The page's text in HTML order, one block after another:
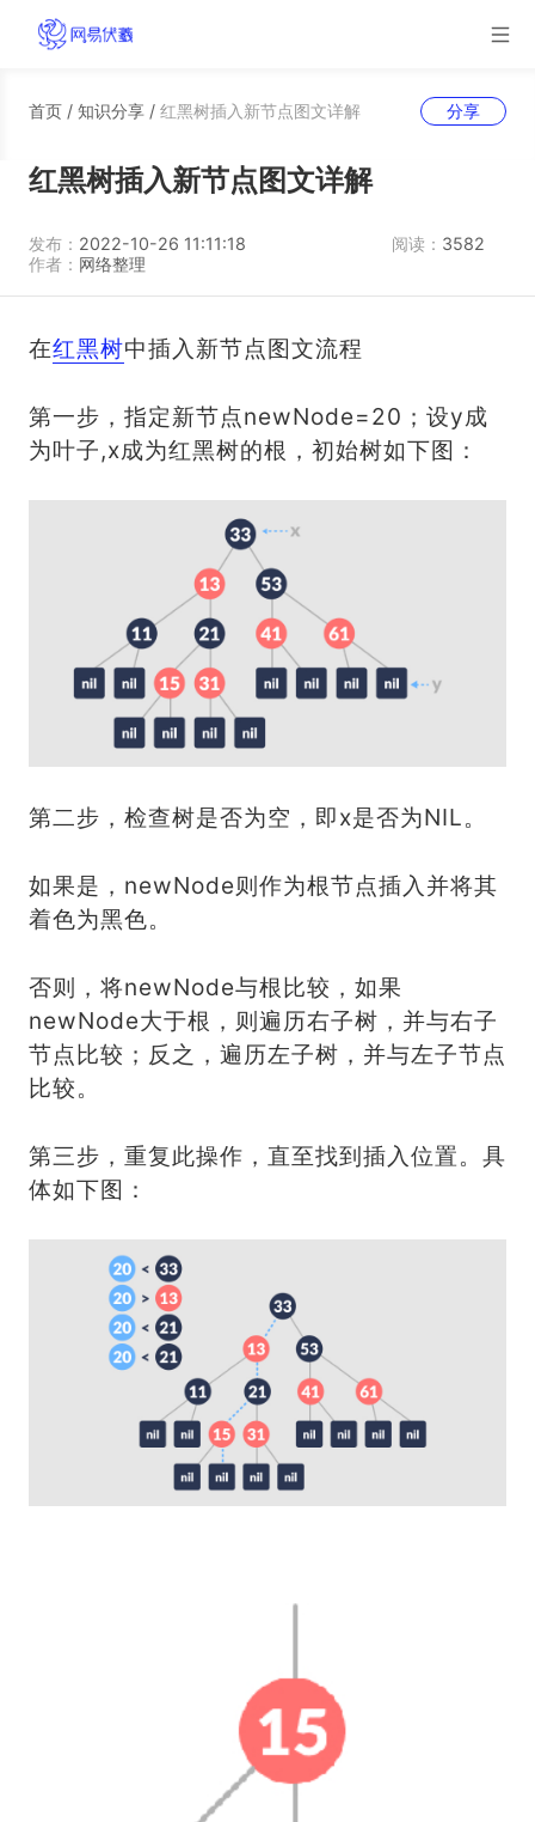
首页 / 知识分享 / 红黑树插入新节点图文详解 分享
红黑树插入新节点图文详解
发布： 2022-10-26 11:11:18 阅读： 3582
作者： 网络整理
在红黑树中插入新节点图文流程
第一步，指定新节点newNode=20；设y成
为叶子,x成为红黑树的根，初始树如下图：
第二步，检查树是否为空，即x是否为NIL。
如果是，newNode则作为根节点插入并将其
着色为黑色。
否则，将newNode与根比较，如果
newNode大于根，则遍历右子树，并与右子
节点比较；反之，遍历左子树，并与左子节点
比较。
第三步，重复此操作，直至找到插入位置。具
体如下图：